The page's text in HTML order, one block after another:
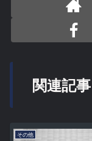
関連記事
その他